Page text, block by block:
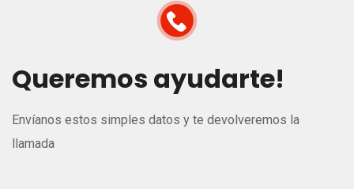
Queremos ayudarte!
Envíanos estos simples datos y te devolveremos la
llamada